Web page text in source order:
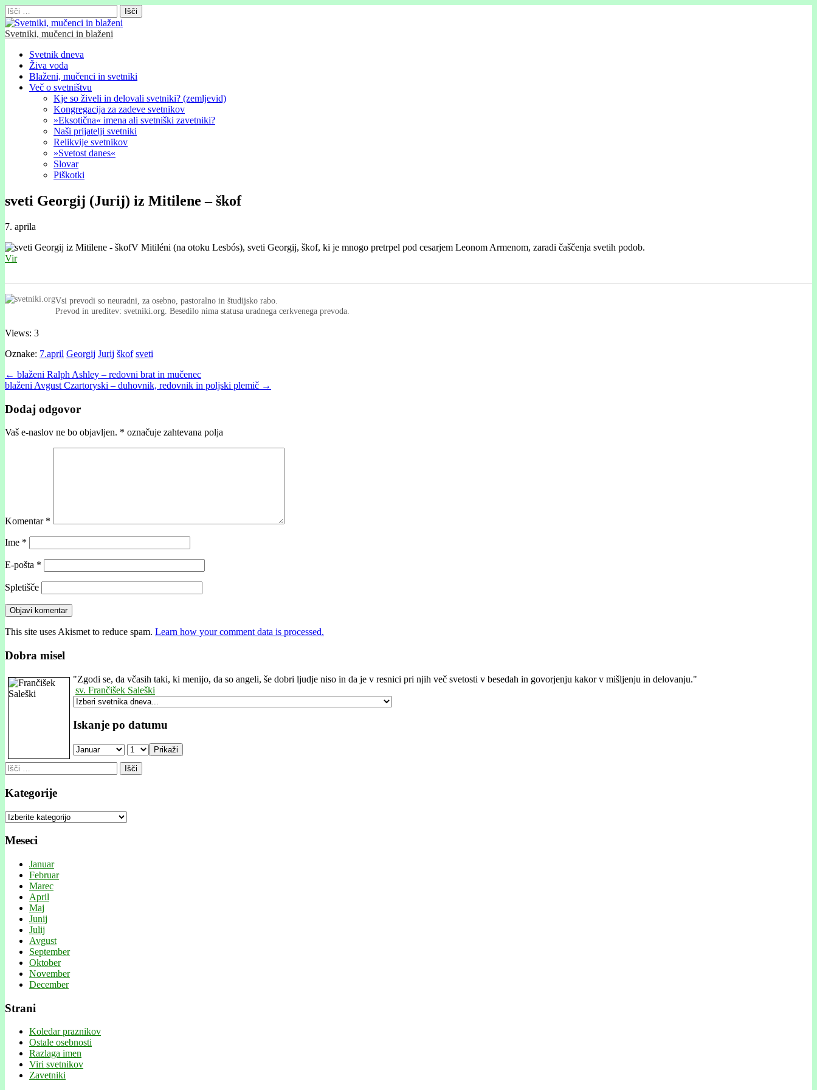
Išči:
Svetniki, mučenci in blaženi
Glavni
meni
Skip
content
Svetnik dneva
Živa voda
Blaženi, mučenci in svetniki
Več o svetništvu
Kje so živeli in delovali svetniki? (zemljevid)
Kongregacija za zadeve svetnikov
»Eksotična« imena ali svetniški zavetniki?
Naši prijatelji svetniki
Relikvije svetnikov
»Svetost danes«
Slovar
Piškotki
sveti Georgij (Jurij) iz Mitilene – škof
7. aprila
V Mitiléni (na otoku Lesbós), sveti Georgij, škof, ki je mnogo pretrpel pod cesarjem Leonom Armenom, zaradi čaščenja svetih podob.
Vir
Vsi prevodi so neuradni, za osebno, pastoralno in študijsko rabo.
Prevod in ureditev: svetniki.org. Besedilo nima statusa uradnega cerkvenega prevoda.
Views: 3
Oznake: 7.april Georgij Jurij škof sveti
Post
navigation
← blaženi Ralph Ashley – redovni brat in mučenec
blaženi Avgust Czartoryski – duhovnik, redovnik in poljski plemič →
Dodaj odgovor
Vaš e-naslov ne bo objavljen. * označuje zahtevana polja
Komentar *
Ime *
E-pošta *
Spletišče
This site uses Akismet to reduce spam. Learn how your comment data is processed.
Dobra misel
"Zgodi se, da včasih taki, ki menijo, da so angeli, še dobri ljudje niso in da je v resnici pri njih več svetosti v besedah in govorjenju kakor v mišljenju in delovanju."
sv. Frančišek Saleški
Iskanje po datumu
Prikaži
Išči:
Kategorije
Kategorije
Meseci
Januar
Februar
Marec
April
Maj
Junij
Julij
Avgust
September
Oktober
November
December
Strani
Koledar praznikov
Ostale osebnosti
Razlaga imen
Viri svetnikov
Zavetniki